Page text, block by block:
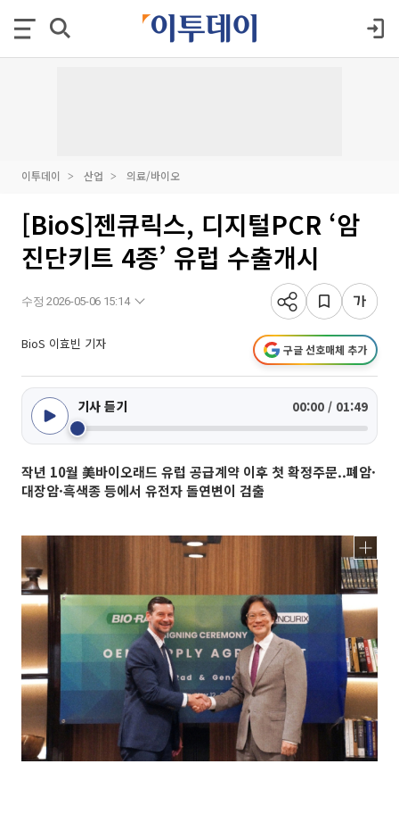
이투데이 산업 의료/바이오
[BioS]젠큐릭스, 디지털PCR ‘암
진단키트 4종’ 유럽 수출개시
수정 2026-05-06 15:14
BioS 이효빈 기자 구글 선호매체 추가
기사 듣기 00:00 / 01:49
작년 10월 美바이오래드 유럽 공급계약 이후 첫 확정주문..폐암·
대장암·흑색종 등에서 유전자 돌연변이 검출